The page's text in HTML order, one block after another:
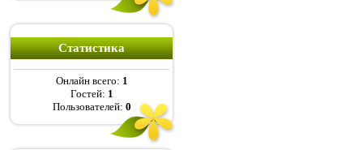
Статистика
Онлайн всего: 1
Гостей: 1
Пользователей: 0